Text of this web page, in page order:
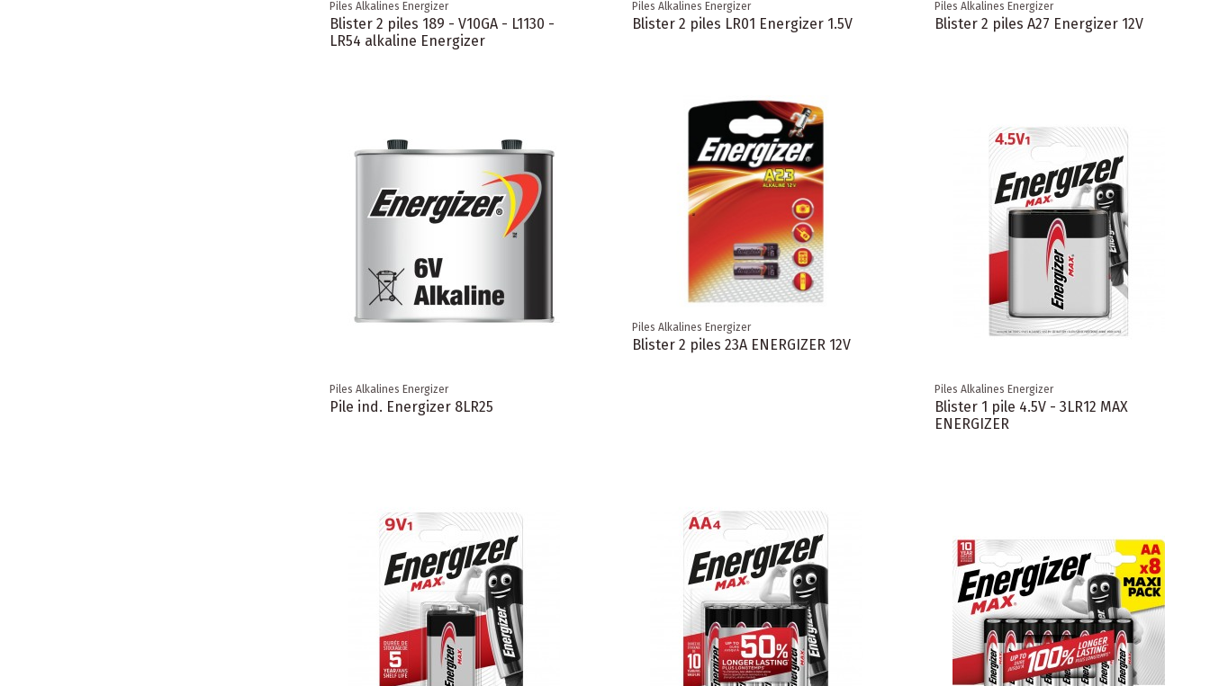
Piles Alkalines Energizer
Blister 2 piles 189 - V10GA - L1130 -
LR54 alkaline Energizer
Piles Alkalines Energizer
Blister 2 piles LR01 Energizer 1.5V
Piles Alkalines Energizer
Blister 2 piles A27 Energizer 12V
Piles Alkalines Energizer
Pile ind. Energizer 8LR25
Piles Alkalines Energizer
Blister 2 piles 23A ENERGIZER 12V
Piles Alkalines Energizer
Blister 1 pile 4.5V - 3LR12 MAX
ENERGIZER